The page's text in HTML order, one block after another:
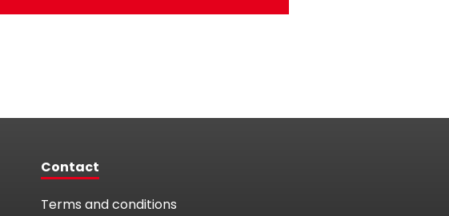
Contact
Terms and conditions